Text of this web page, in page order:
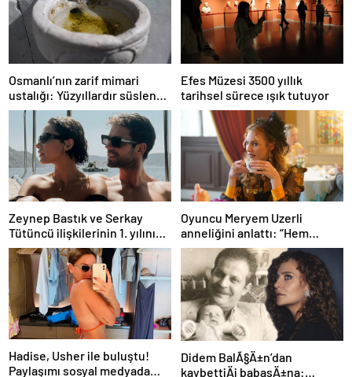
Osmanlı’nın zarif mimari
ustalığı: Yüzyıllardır süslenen
kuş sebilleri ve çanakları
Efes Müzesi 3500 yıllık
tarihsel sürece ışık tutuyor
Zeynep Bastık ve Serkay
Tütüncü ilişkilerinin 1. yılını
kutladı
Oyuncu Meryem Uzerli
anneliğini anlattı: “Hem
disiplinli hem rahatım”
Hadise, Usher ile buluştu!
Paylaşımı sosyal medyada
Didem BalÃ§Ä±n’dan
kaybettiÄi babasÄ±na: